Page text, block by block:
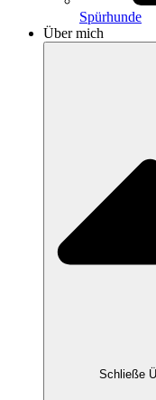
Spürhunde
Über mich
Schließe